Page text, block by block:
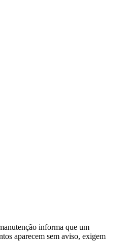
informa que um
aparecem sem aviso, exigem